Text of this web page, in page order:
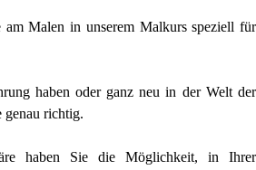
am Malen in unserem Malkurs speziell für
haben oder ganz neu in der Welt der
genau richtig.
haben Sie die Möglichkeit, in Ihrer